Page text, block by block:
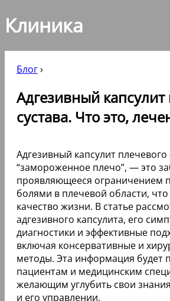
Клиника
Блог›
Адгезивный капсулит
сустава. Что это,
Адгезивный капсулит плечевого
“замороженное плечо”, — это
проявляющееся ограничением
болями в плечевой области,
качество жизни. В статье
адгезивного капсулита, его
диагностики и эффективные
включая консервативные и
методы. Эта информация будет
пациентам и медицинским
желающим углубить свои
и его управлении.